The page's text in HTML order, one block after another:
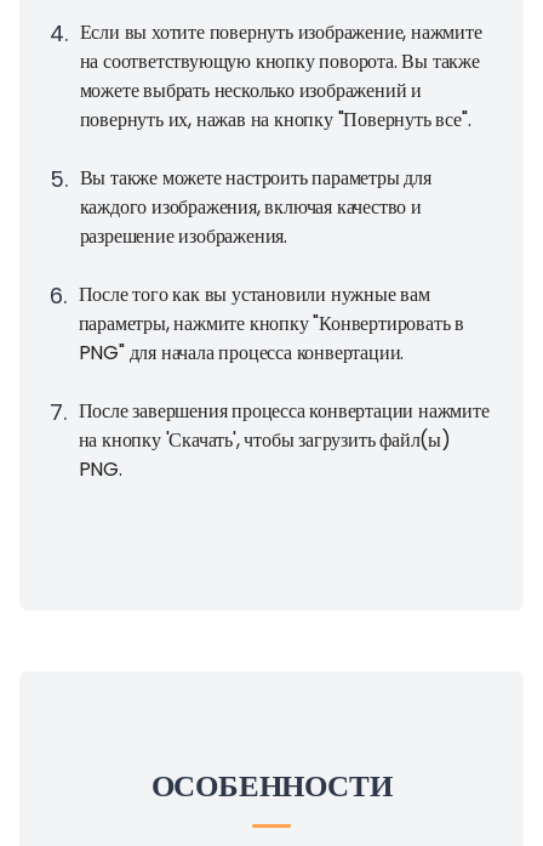
4. Если вы хотите повернуть изображение, нажмите
на соответствующую кнопку поворота. Вы также
можете выбрать несколько изображений и
повернуть их, нажав на кнопку "Повернуть все".
5. Вы также можете настроить параметры для
каждого изображения, включая качество и
разрешение изображения.
6. После того как вы установили нужные вам
параметры, нажмите кнопку "Конвертировать в
PNG" для начала процесса конвертации.
7. После завершения процесса конвертации нажмите
на кнопку 'Скачать', чтобы загрузить файл(ы)
PNG.
ОСОБЕННОСТИ